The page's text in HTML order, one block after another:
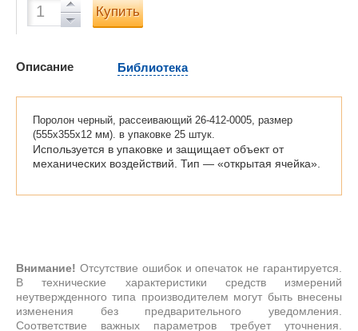
Купить
Описание Библиотека
Поролон черный, рассеивающий 26-412-0005, размер
(555х355х12 мм). в упаковке 25 штук.
Используется в упаковке и защищает объект от
механических воздействий. Тип — «открытая ячейка».
Внимание! Отсутствие ошибок и опечаток не гарантируется.
В технические характеристики средств измерений
неутвержденного типа производителем могут быть внесены
изменения без предварительного уведомления.
Соответствие важных параметров требует уточнения.